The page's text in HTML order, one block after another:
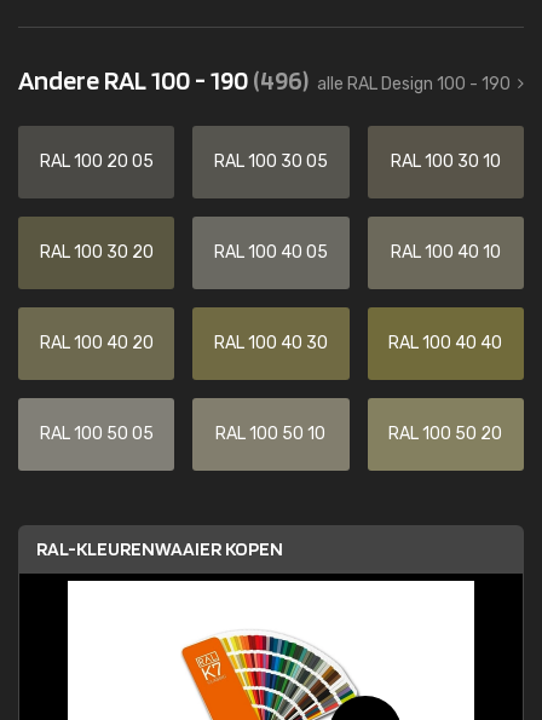
Andere RAL 100 - 190(496) alle RAL Design 100 - 190
RAL 100 20 05 RAL 100 30 05 RAL 100 30 10
RAL 100 30 20 RAL 100 40 05 RAL 100 40 10
RAL 100 40 20 RAL 100 40 30 RAL 100 40 40
RAL 100 50 05 RAL 100 50 10 RAL 100 50 20
RAL-KLEURENWAAIER KOPEN